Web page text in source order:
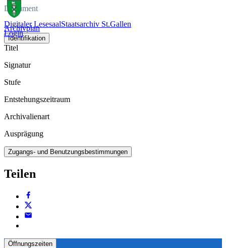
Digitaler LesesaalStaatsarchiv St.Gallen
Login
Dokument
Archivplan
Identifikation
Titel
Signatur
Stufe
Entstehungszeitraum
Archivalienart
Ausprägung
Zugangs- und Benutzungsbestimmungen
Teilen
Öffnungszeiten